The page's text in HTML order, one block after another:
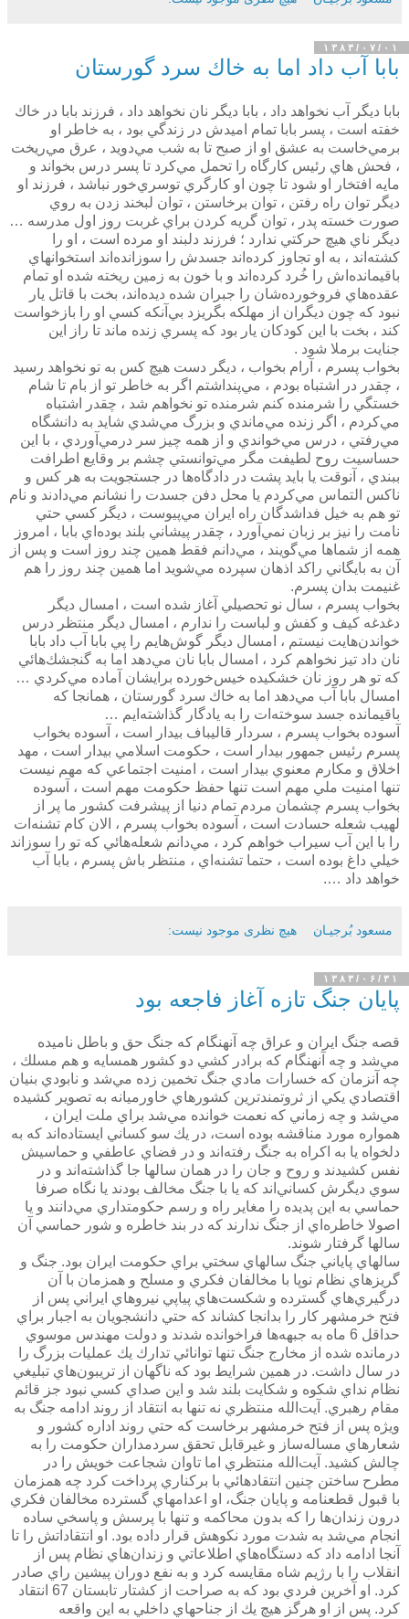
۱۳۸۳/۰۷/۰۱
بابا آب داد اما به خاك سرد گورستان
بابا ديگر آب نخواهد داد ، بابا ديگر نان نخواهد داد ، فرزند بابا در خاك
خفته است ، پسر بابا تمام اميدش در زندگي بود ، به خاطر او
برمي‌خاست به عشق او از صبح تا به شب مي‌دويد ، عرق مي‌ريخت
، فحش هاي رئيس كارگاه را تحمل مي‌كرد تا پسر درس بخواند و
مايه افتخار او شود تا چون او كارگري توسري‌خور نباشد ، فرزند او
ديگر توان راه رفتن ، توان برخاستن ، توان لبخند زدن به روي
صورت خسته پدر ، توان گريه كردن براي غربت روز اول مدرسه …
ديگر ناي هيچ حركتي ندارد ؛ فرزند دلبند او مرده است ، او را
كشته‌اند ، به او تجاوز كرده‌اند جسدش را سوزانده‌اند استخوانهاي
باقيمانده‌اش را خُرد كرده‌اند و با خون به زمين ريخته شده او تمام
عقده‌هاي فروخورده‌شان را جبران شده ديده‌اند، بخت با قاتل يار
نبود كه چون ديگران از مهلكه بگريزد بي‌آنكه كسي او را بازخواست
كند ، بخت با اين كودكان يار بود كه پسري زنده ماند تا راز اين
جنايت برملا شود .
بخواب پسرم ، آرام بخواب ، ديگر دست هيچ كس به تو نخواهد رسيد
، چقدر در اشتباه بودم ، مي‌پنداشتم اگر به خاطر تو از بام تا شام
خستگي را شرمنده كنم شرمنده تو نخواهم شد ، چقدر اشتباه
مي‌كردم ، اگر زنده مي‌ماندي و بزرگ مي‌شدي شايد به دانشگاه
مي‌رفتي ، درس مي‌خواندي و از همه چيز سر درمي‌آوردي ، با اين
حساسيت روح لطيفت مگر مي‌توانستي چشم بر وقايع اطرافت
ببندي ،‌ آنوقت يا بايد پشت در دادگاه‌ها در جستجويت به هر كس و
ناكس التماس مي‌كردم يا محل دفن جسدت را نشانم مي‌دادند و نام
تو هم به خيل فداشدگان راه ايران مي‌پيوست ، ديگر كسي حتي
نامت را نيز بر زبان نمي‌آورد ، چقدر پيشاني بلند بوده‌اي بابا ، امروز
همه از شماها مي‌گويند ، مي‌دانم فقط همين چند روز است و پس از
آن به بايگاني راكد اذهان سپرده مي‌شويد اما همين چند روز را هم
غنيمت بدان پسرم.
بخواب پسرم ، سال نو تحصيلي آغاز شده است ،‌ امسال ديگر
دغدغه كيف و كفش و لباست را ندارم ،‌ امسال ديگر منتظر درس
خواندن‌هايت نيستم ، امسال ديگر گوش‌هايم را پي بابا آب داد بابا
نان داد تيز نخواهم كرد ،‌ امسال بابا نان مي‌دهد اما به گنجشك‌هائي
كه تو هر روز نان خشكيده خيس‌خورده برايشان آماده مي‌كردي …
امسال بابا آب مي‌دهد اما به خاك سرد گورستان ، همانجا كه
باقيمانده جسد سوخته‌ات را به يادگار گذاشته‌ايم …
آسوده بخواب پسرم ، سردار قاليباف بيدار است ، آسوده بخواب
پسرم رئيس جمهور بيدار است ،‌ حكومت اسلامي بيدار است ،‌ مهد
اخلاق و مكارم معنوي بيدار است ،‌ امنيت اجتماعي که مهم نيست
تنها امنيت ملي مهم است تنها حفظ حکومت مهم است ، آسوده
بخواب پسرم چشمان مردم تمام دنيا از پيشرفت‌ كشور ما پر از
لهيب شعله حسادت است ، آسوده بخواب پسرم ، الان كام تشنه‌ات
را با اين آب سيراب خواهم كرد ،‌ مي‌دانم شعله‌هائي كه تو را سوزاند
خيلي داغ بوده است ،‌ حتما تشنه‌اي ، منتظر باش پسرم ، بابا آب
خواهد داد ….
مسعود بُرجيـان هیچ نظری موجود نیست:
۱۳۸۳/۰۶/۳۱
پايان جنگ تازه آغاز فاجعه بود
قصه جنگ ايران و عراق چه آنهنگام كه جنگ حق و باطل ناميده
مي‌شد و چه آنهنگام كه برادر كشي دو كشور همسايه و هم مسلك ،
چه آنزمان كه خسارات مادي جنگ تخمين زده مي‌شد و نابودي بنيان
اقتصادي يكي از ثروتمندترين كشورهاي خاورميانه به تصوير كشيده
مي‌شد و چه زماني كه نعمت خوانده مي‌شد براي ملت ايران ،
همواره مورد مناقشه بوده است، در يك سو كساني ايستاده‌اند كه به
دلخواه يا به اكراه به جنگ رفته‌اند و در فضاي عاطفي و حماسيش
نفس كشيدند و روح و جان را در همان سالها جا گذاشته‌اند و در
سوي ديگرش كساني‌اند كه يا با جنگ مخالف بودند يا نگاه صرفا
حماسي به اين پديده را مغاير راه و رسم حكومتداري مي‌دانند و يا
اصولا خاطره‌اي از جنگ ندارند كه در بند خاطره و شور حماسي آن
سالها گرفتار شوند.
سالهاي پاياني جنگ سالهاي سختي براي حكومت ايران بود. جنگ و
گريز‌هاي نظام نوپا با مخالفان فكري و مسلح و همزمان با آن
درگيري‌هاي گسترده و شكست‌هاي پياپي نيروهاي ايراني پس از
فتح خرمشهر كار را بدانجا كشاند كه حتي دانشجويان به اجبار براي
حداقل 6 ماه به جبهه‌ها فراخوانده شدند و دولت مهندس موسوي
درمانده شده از مخارج جنگ تنها توانائي تدارك يك عمليات بزرگ را
در سال داشت. در همين شرايط بود كه ناگهان از تريبون‌هاي تبليغي
نظام نداي شكوه و شكايت بلند شد و اين صداي كسي نبود جز قائم
مقام رهبري. آيت‌الله منتظري نه تنها به انتقاد از روند ادامه جنگ به
ويژه پس از فتح خرمشهر برخاست كه حتي روند اداره كشور و
شعارهاي مساله‌ساز و غيرقابل تحقق سردمداران حكومت را به
چالش كشيد. آيت‌الله منتظري اما تاوان شجاعت خويش را در
مطرح ساختن چنين انتقادهائي با بركناري پرداخت كرد چه همزمان
با قبول قطعنامه و پايان جنگ، او اعدامهاي گسترده مخالفان فكري
درون زندان‌ها را كه بدون محاكمه و تنها با پرسش و پاسخي ساده
انجام مي‌شد به شدت مورد نكوهش قرار داده بود. او انتقاداتش را تا
آنجا ادامه داد كه دستگاه‌هاي اطلاعاتي و زندان‌هاي نظام پس از
انقلاب را با رژيم شاه مقايسه كرد و به نفع دوران پيشين راي صادر
كرد. او آخرين فردي بود كه به صراحت از كشتار تابستان 67 انتقاد
كرد. پس از او هرگز هيچ يك از جناحهاي داخلي به اين واقعه